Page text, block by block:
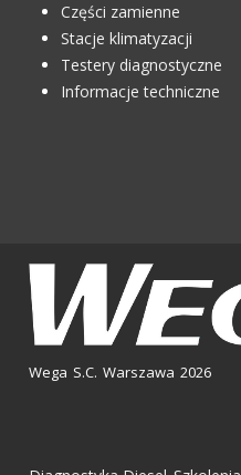
Części zamienne
Stacje klimatyzacji
Testery diagnostyczne
Informacje techniczne
Wega S.C. Warszawa 2026